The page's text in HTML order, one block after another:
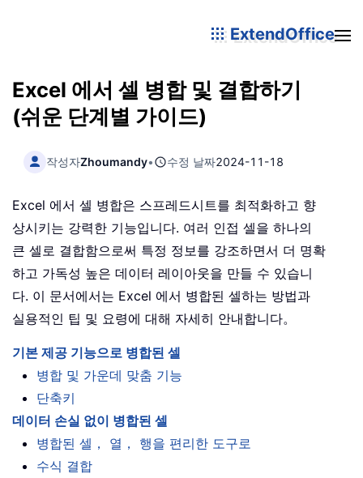
ExtendOffice
Excel 에서 셀 병합 및 결합하기
(쉬운 단계별 가이드)
작성자Zhoumandy• 수정 날짜2024-11-18
Excel 에서 셀 병합은 스프레드시트를 최적화하고 향
상시키는 강력한 기능입니다. 여러 인접 셀을 하나의
큰 셀로 결합함으로써 특정 정보를 강조하면서 더 명확
하고 가독성 높은 데이터 레이아웃을 만들 수 있습니
다. 이 문서에서는 Excel 에서 병합된 셀하는 방법과
실용적인 팁 및 요령에 대해 자세히 안내합니다。
기본 제공 기능으로 병합된 셀
병합 및 가운데 맞춤 기능
단축키
데이터 손실 없이 병합된 셀
병합된 셀， 열， 행을 편리한 도구로
수식 결합